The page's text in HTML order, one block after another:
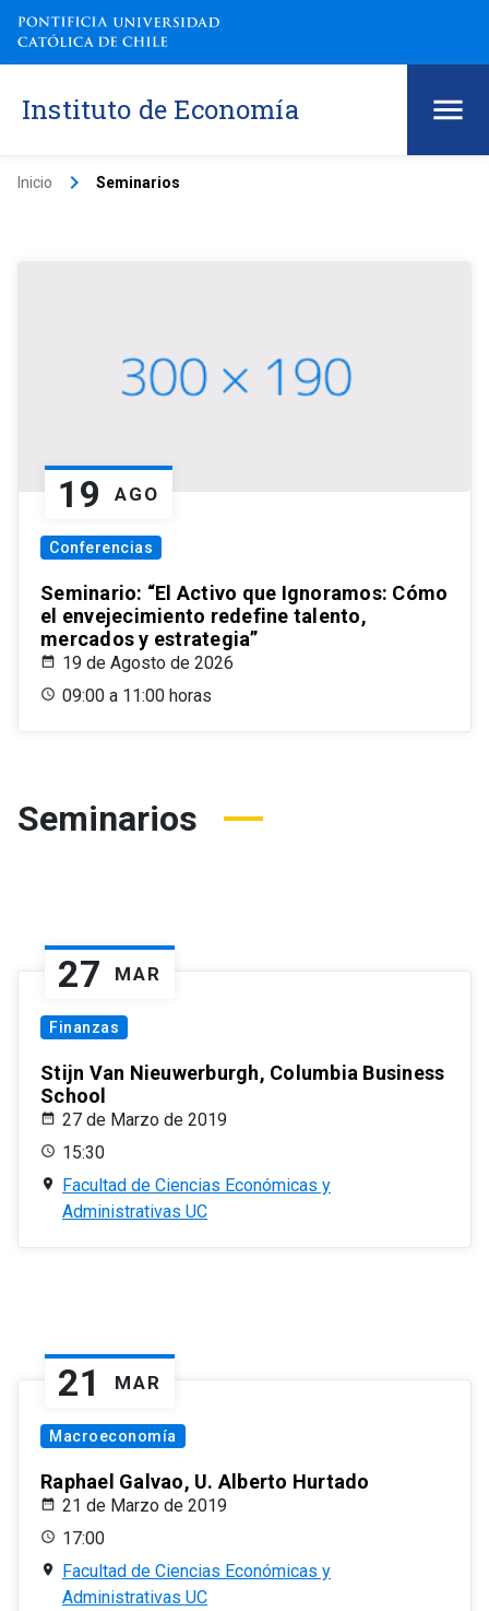
Instituto de Economía
Inicio keyboard_arrow_right Seminarios
19 AGO
Conferencias
Seminario: “El Activo que Ignoramos: Cómo
el envejecimiento redefine talento,
mercados y estrategia”
19 de Agosto de 2026
09:00 a 11:00 horas
Seminarios
27 MAR
Finanzas
Stijn Van Nieuwerburgh, Columbia Business
School
27 de Marzo de 2019
15:30
Facultad de Ciencias Económicas y
Administrativas UC
21 MAR
Macroeconomía
Raphael Galvao, U. Alberto Hurtado
21 de Marzo de 2019
17:00
Facultad de Ciencias Económicas y
Administrativas UC